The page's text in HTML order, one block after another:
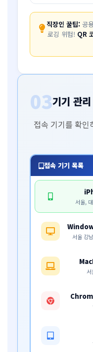
직장인 꿀팁: 공
로깅 위험! QR
03기기 관
접속 기기를 확인
접속 기기 목록
서울,
서울 강
서